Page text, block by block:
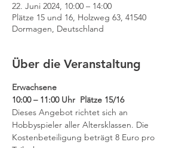
22. Juni 2024, 10:00 – 14:00
Plätze 15 und 16, Holzweg 63, 41540
Dormagen, Deutschland
Über die Veranstaltung
Erwachsene
10:00 – 11:00 Uhr  Plätze 15/16
Dieses Angebot richtet sich an
Hobbyspieler aller Altersklassen. Die
Kostenbeteiligung beträgt 8 Euro pro